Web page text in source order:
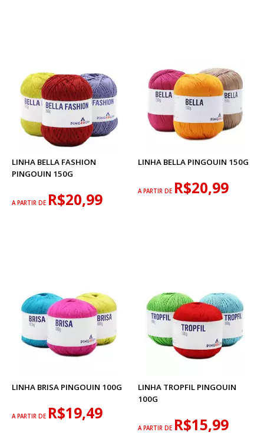
LINHA BELLA FASHION
PINGOUIN 150G
A PARTIR DE R$20,99
LINHA BELLA PINGOUIN 150G
A PARTIR DE R$20,99
LINHA BRISA PINGOUIN 100G
A PARTIR DE R$19,49
LINHA TROPFIL PINGOUIN
100G
A PARTIR DE R$15,99